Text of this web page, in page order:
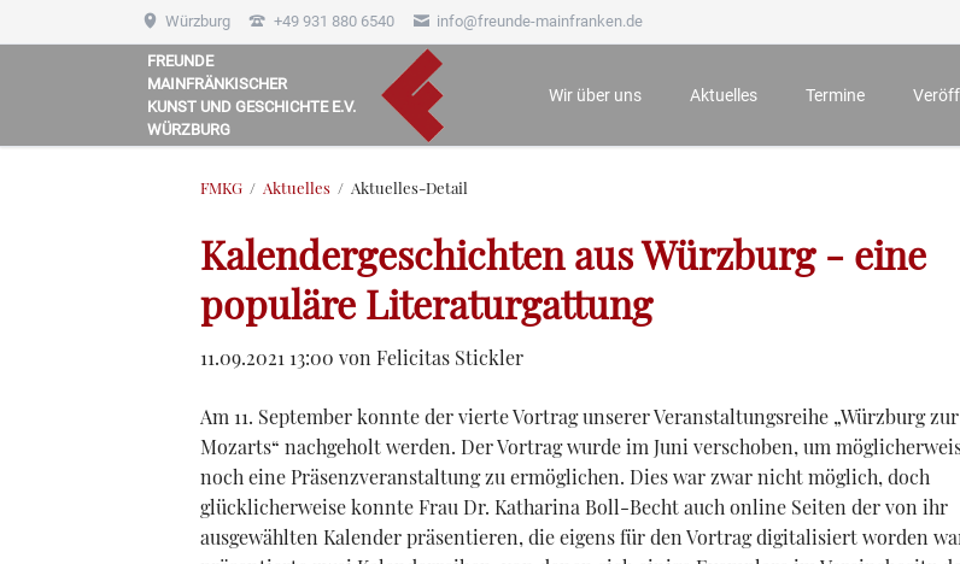
Würzburg +49 931 880 6540 info@freunde-mainfranken.de
FREUNDE
MAINFRÄNKISCHER
KUNST UND GESCHICHTE E.V.
WÜRZBURG
Wir über uns
Unsere Ehrenmitglieder
Aktuelles
Würzburg zur Zeit Mozarts - Projekt
Wichtige Hinweise zu unseren
Termine
FMKG Aktuelles Aktuelles-Detail
Kalendergeschichten aus Würzburg - eine
populäre Literaturgattung
11.09.2021 13:00 von Felicitas Stickler
Am 11. September konnte der vierte Vortrag unserer Veranstaltungsreihe „Würzburg
Mozarts“ nachgeholt werden. Der Vortrag wurde im Juni verschoben, um
noch eine Präsenzveranstaltung zu ermöglichen. Dies war zwar nicht möglich, doch
glücklicherweise konnte Frau Dr. Katharina Boll-Becht auch online Seiten der von ihr
ausgewählten Kalender präsentieren, die eigens für den Vortrag digitalisiert worden